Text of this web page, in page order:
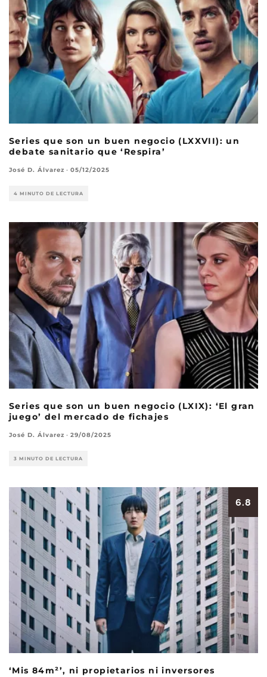
Series que son un buen negocio (LXXVII): un
debate sanitario que ‘Respira’
José D. Álvarez · 05/12/2025
4 MINUTO DE LECTURA
Series que son un buen negocio (LXIX): ‘El gran
juego’ del mercado de fichajes
José D. Álvarez · 29/08/2025
3 MINUTO DE LECTURA
6.8
‘Mis 84m²’, ni propietarios ni inversores